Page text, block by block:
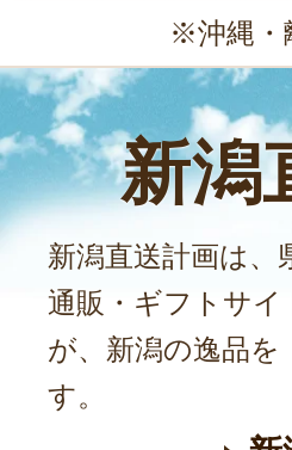
※沖縄・
新潟
新潟直送計画は、
通販・ギフトサ
が、新潟の逸品を
す。